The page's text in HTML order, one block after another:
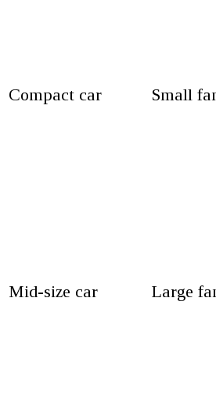
Compact car Small
Mid-size car Large